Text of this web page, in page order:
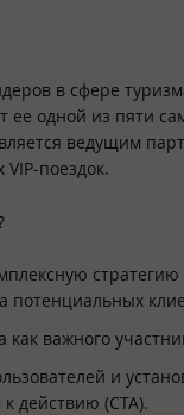
в сфере
одной из пяти
ведущим
поездок.
потенциальных
как важного
и
действию (CTA).